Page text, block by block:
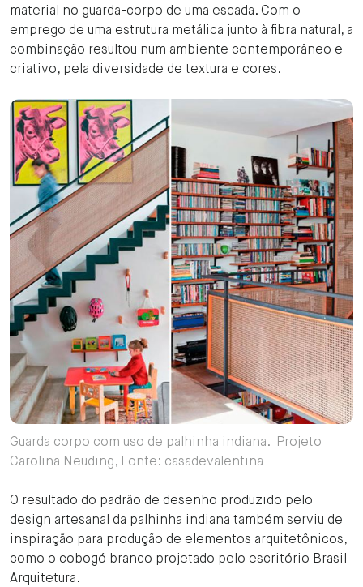
material no guarda-corpo de uma escada. Com o
emprego de uma estrutura metálica junto à fibra natural, a
combinação resultou num ambiente contemporâneo e
criativo, pela diversidade de textura e cores.
Guarda corpo com uso de palhinha indiana. Projeto
Carolina Neuding, Fonte: casadevalentina
O resultado do padrão de desenho produzido pelo
design artesanal da palhinha indiana também serviu de
inspiração para produção de elementos arquitetônicos,
como o cobogó branco projetado pelo escritório Brasil
Arquitetura.